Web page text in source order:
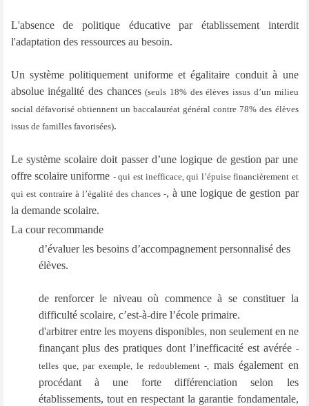
L'absence de politique éducative par établissement interdit
l'adaptation des ressources au besoin.
Un système politiquement uniforme et égalitaire conduit à une
absolue inégalité des chances(seuls 18% des élèves issus d’un milieu
social défavorisé obtiennent un baccalauréat général contre 78% des élèves
issus de familles favorisées).
Le système scolaire doit passer d’une logique de gestion par une
offre scolaire uniforme - qui est inefficace, qui l’épuise financièrement et
qui est contraire à l’égalité des chances -, à une logique de gestion par
la demande scolaire.
La cour recommande
d’évaluerles besoins d’accompagnement personnalisé des
élèves.
de renforcer le niveau où commence à se constituer la
difficulté scolaire, c’est-à-dire l’école primaire.
d'arbitrer entre les moyens disponibles, non seulement en ne
finançant plus des pratiques dont l’inefficacité est avérée -
telles que, par exemple, le redoublement -, mais également en
procédant à une forte différenciation selon les
établissements, tout en respectant la garantie fondamentale,